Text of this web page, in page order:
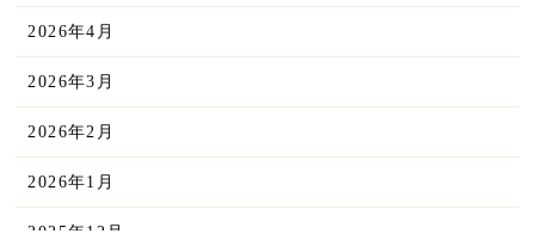
2026年4月
2026年3月
2026年2月
2026年1月
2025年12月